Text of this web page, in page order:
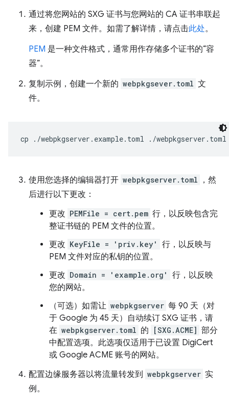
通过将您网站的 SXG 证书与您网站的 CA 证书串联起
来，创建 PEM 文件。如需了解详情，请点击此处。
PEM 是一种文件格式，通常用作存储多个证书的“容
器”。
复制示例，创建一个新的 webpkgsever.toml 文
件。
cp ./webpkgserver.example.toml
使用您选择的编辑器打开 webpkgserver.toml
，然
后进行以下更改：
更改 PEMFile = cert.pem 行，以反映包含完
整证书链的 PEM 文件的位置。
更改 KeyFile = 'priv.key'
行，以反映与
PEM 文件对应的私钥的位置。
更改 Domain = 'example.org'
行，以反映
您的网站。
（可选）如需让 webpkgserver 每 90 天（对
于 Google 为 45 天）自动续订 SXG 证书，请
在 webpkgserver.toml 的 [SXG.ACME] 部分
中配置选项。此选项仅适用于已设置 DigiCert
或 Google ACME 账号的网站。
配置边缘服务器以将流量转发到 webpkgserver 实
例。